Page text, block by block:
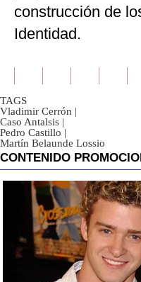
construcción de
Identidad.
TAGS
Vladimir Cerrón |
Caso Antalsis |
Pedro Castillo |
Martín Belaunde Lossio